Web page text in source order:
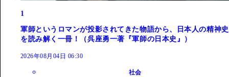
1
軍師というロマンが投影されてきた物語から、日本人の精神史
を読み解く一冊！（呉座勇一著『軍師の日本史』）
2026年08月04日 06:30
社会